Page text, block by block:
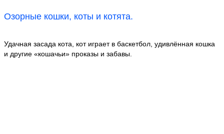
Озорные кошки, коты и котята.
Удачная засада кота, кот играет в баскетбол, удивлённая кошка
и другие «кошачьи» проказы и забавы.